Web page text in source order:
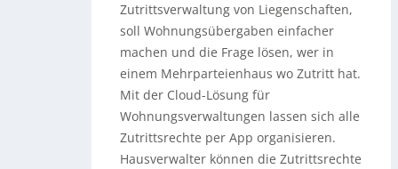
Zutrittsverwaltung von Liegenschaften,
soll Wohnungsübergaben einfacher
machen und die Frage lösen, wer in
einem Mehrparteienhaus wo Zutritt hat.
Mit der Cloud-Lösung für
Wohnungsverwaltungen lassen sich alle
Zutrittsrechte per App organisieren.
Hausverwalter können die Zutrittsrechte